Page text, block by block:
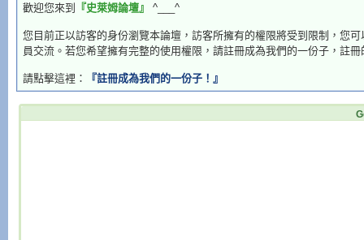
歡迎您來到 『史萊姆論壇』 ^___^
您目前正以訪客的身份瀏覽本論壇，訪客所擁有的權限將受到限制，您
員交流。若您希望擁有完整的使用權限，請註冊成為我們的一份子，註
請點擊這裡： 『註冊成為我們的一份子！』